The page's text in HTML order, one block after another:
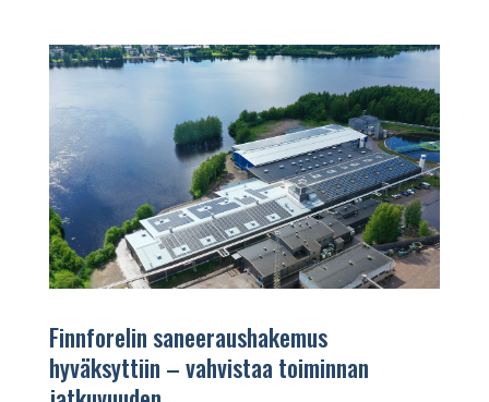
Finnforelin saneeraushakemus
hyväksyttiin – vahvistaa toiminnan